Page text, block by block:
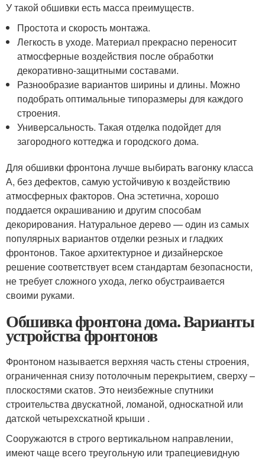
У такой обшивки есть масса преимуществ.
Простота и скорость монтажа.
Легкость в уходе. Материал прекрасно переносит
атмосферные воздействия после обработки
декоративно-защитными составами.
Разнообразие вариантов ширины и длины. Можно
подобрать оптимальные типоразмеры для каждого
строения.
Универсальность. Такая отделка подойдет для
загородного коттеджа и городского дома.
Для обшивки фронтона лучше выбирать вагонку класса
А, без дефектов, самую устойчивую к воздействию
атмосферных факторов. Она эстетична, хорошо
поддается окрашиванию и другим способам
декорирования. Натуральное дерево — один из самых
популярных вариантов отделки резных и гладких
фронтонов. Такое архитектурное и дизайнерское
решение соответствует всем стандартам безопасности,
не требует сложного ухода, легко обустраивается
своими руками.
Обшивка фронтона дома. Варианты
устройства фронтонов
Фронтоном называется верхняя часть стены строения,
ограниченная снизу потолочным перекрытием, сверху –
плоскостями скатов. Это неизбежные спутники
строительства двускатной, ломаной, односкатной или
датской четырехскатной крыши .
Сооружаются в строго вертикальном направлении,
имеют чаще всего треугольную или трапециевидную